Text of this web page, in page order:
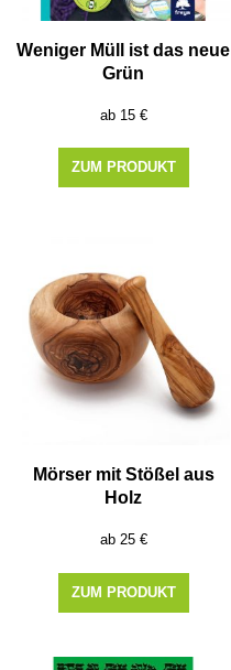
Weniger Müll ist das neue
Grün
15 €
ZUM PRODUKT
Mörser mit Stößel aus
Holz
25 €
ZUM PRODUKT